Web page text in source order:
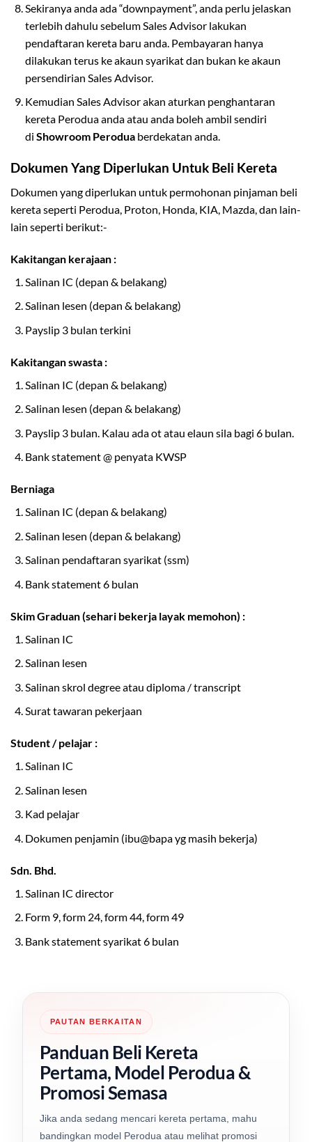
Sekiranya anda ada “downpayment”, anda perlu jelaskan
terlebih dahulu sebelum Sales Advisor lakukan
pendaftaran kereta baru anda. Pembayaran hanya
dilakukan terus ke akaun syarikat dan bukan ke akaun
persendirian Sales Advisor.
Kemudian Sales Advisor akan aturkan penghantaran
kereta Perodua anda atau anda boleh ambil sendiri
di Showroom Peroduaberdekatan anda.
Dokumen Yang Diperlukan Untuk Beli Kereta
Dokumen yang diperlukan untuk permohonan pinjaman beli
kereta seperti Perodua, Proton, Honda, KIA, Mazda, dan lain-
lain seperti berikut:-
Kakitangan kerajaan :
Salinan IC (depan & belakang)
Salinan lesen (depan & belakang)
Payslip 3 bulan terkini
Kakitangan swasta :
Salinan IC (depan & belakang)
Salinan lesen (depan & belakang)
Payslip 3 bulan. Kalau ada ot atau elaun sila bagi 6 bulan.
Bank statement @ penyata KWSP
Berniaga
Salinan IC (depan & belakang)
Salinan lesen (depan & belakang)
Salinan pendaftaran syarikat (ssm)
Bank statement 6 bulan
Skim Graduan (sehari bekerja layak memohon) :
Salinan IC
Salinan lesen
Salinan skrol degree atau diploma / transcript
Surat tawaran pekerjaan
Student / pelajar :
Salinan IC
Salinan lesen
Kad pelajar
Dokumen penjamin (ibu@bapa yg masih bekerja)
Sdn. Bhd.
Salinan IC director
Form 9, form 24, form 44, form 49
Bank statement syarikat 6 bulan
PAUTAN BERKAITAN
Panduan Beli Kereta
Pertama, Model Perodua &
Promosi Semasa
Jika anda sedang mencari kereta pertama, mahu
bandingkan model Perodua atau melihat promosi